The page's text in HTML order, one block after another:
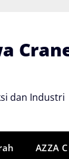
dan Industri
AZZA